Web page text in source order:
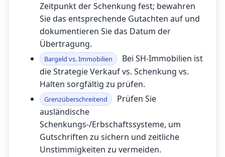
Zeitpunkt der Schenkung fest; bewahren
Sie das entsprechende Gutachten auf und
dokumentieren Sie das Datum der
Übertragung.
Bargeld vs. Immobilien
Bei SH-Immobilien ist
die Strategie Verkauf vs. Schenkung vs.
Halten sorgfältig zu prüfen.
Grenzüberschreitend
Prüfen Sie
ausländische
Schenkungs-/Erbschaftssysteme, um
Gutschriften zu sichern und zeitliche
Unstimmigkeiten zu vermeiden.